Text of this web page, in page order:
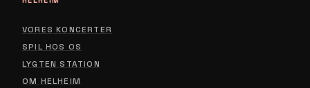
VORES KONCERTER
SPIL HOS OS
LYGTEN STATION
OM HELHEIM